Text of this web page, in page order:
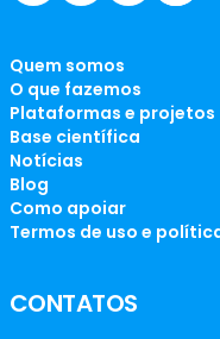
Quem somos
O que fazemos
Plataformas e projetos
Base científica
Notícias
Blog
Como apoiar
Termos de uso e
CONTATOS